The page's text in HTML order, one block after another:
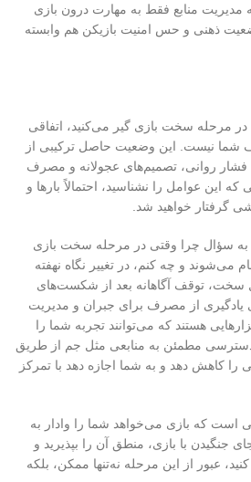
منابع فقط به مهارت درون بازی
ذهنی و حس امنیت بازیکن هم وابسته
مرحله سخت بازی گیر می‌کنید، اتفاقی
شما نیست. این وضعیت حاصل ترکیبی از
روانی، تصمیم‌های عجولانه و مصرف
این عوامل را نشناسید، احتمالاً بارها و
گرفتار خواهید شد
به سؤال چرا وقتی در مرحله سخت بازی
می‌شوند و چه کنم، در تغییر نگاه نهفته
توقف آگاهانه بعد از شکست‌های
از مصرف برای جبران و مدیریت
هستند که می‌توانند تجربه شما را
دسترسی مطمئن به منابعی مثل جم از طریق
را کاهش دهد و به شما اجازه دهد با تمرکز
است که بازی می‌خواهد شما را وادار به
جنگیدن با بازی، منطق آن را بپذیرید و
عبور از این مرحله نه‌تنها ممکن، بلکه